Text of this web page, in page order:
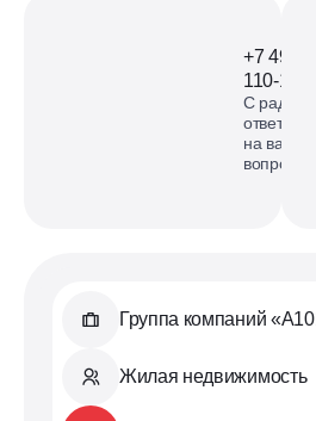
+7 499
110-18-73
С
ответим
на ваши
вопросы
Группа компаний
Жилая недвижимость